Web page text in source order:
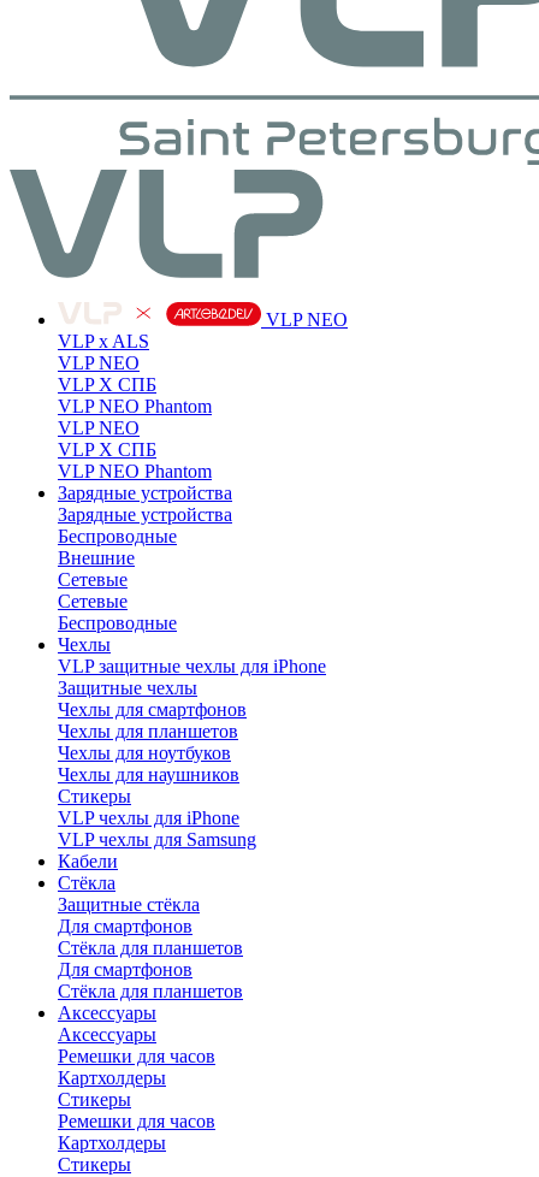
VLP NEO
VLP x ALS
VLP NEO
VLP X СПБ
VLP NEO Phantom
VLP NEO
VLP X СПБ
VLP NEO Phantom
Зарядные устройства
Зарядные устройства
Беспроводные
Внешние
Сетевые
Сетевые
Беспроводные
Чехлы
VLP защитные чехлы для iPhone
Защитные чехлы
Чехлы для смартфонов
Чехлы для планшетов
Чехлы для ноутбуков
Чехлы для наушников
Стикеры
VLP чехлы для iPhone
VLP чехлы для Samsung
Кабели
Стёкла
Защитные стёкла
Для смартфонов
Стёкла для планшетов
Для смартфонов
Стёкла для планшетов
Аксессуары
Аксессуары
Ремешки для часов
Картхолдеры
Стикеры
Ремешки для часов
Картхолдеры
Стикеры